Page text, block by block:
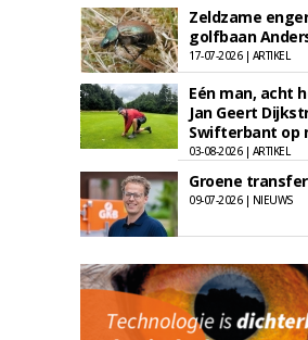
Zeldzame
golfbaan
17-07-2026 | ARTIKEL
Eén man, acht
Jan Geert
Swifterbant op
03-08-2026 | ARTIKEL
Groene
09-07-2026 | NIEUWS